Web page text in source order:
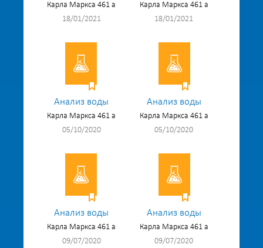
Карла Маркса 461 а
18/01/2021
Карла Маркса 461 а
18/01/2021
Анализ воды
Карла Маркса 461 а
05/10/2020
Анализ воды
Карла Маркса 461 а
05/10/2020
Анализ воды
Карла Маркса 461 а
09/07/2020
Анализ воды
Карла Маркса 461 а
09/07/2020